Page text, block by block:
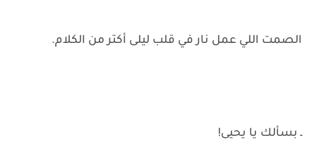
الصمت اللي عمل نار في قلب ليلى أكتر من الكلام.
ـ بسألك يا يحيى!